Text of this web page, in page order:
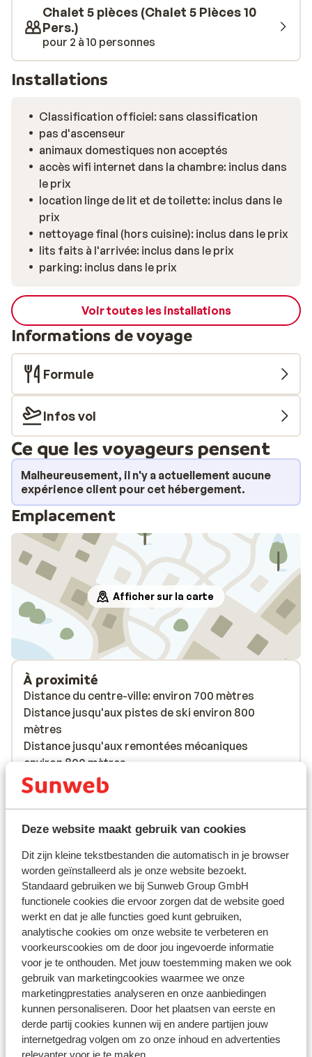
Deze website maakt gebruik van cookies
Dit zijn kleine tekstbestanden die automatisch in je browser
worden geïnstalleerd als je onze website bezoekt.
Standaard gebruiken we bij Sunweb Group GmbH
functionele cookies die ervoor zorgen dat de website goed
werkt en dat je alle functies goed kunt gebruiken,
analytische cookies om onze website te verbeteren en
voorkeurscookies om de door jou ingevoerde informatie
voor je te onthouden. Met jouw toestemming maken we ook
gebruik van marketingcookies waarmee we onze
marketingprestaties analyseren en onze aanbiedingen
kunnen personaliseren. Door het plaatsen van eerste en
derde partij cookies kunnen wij en andere partijen jouw
internetgedrag volgen om zo onze inhoud en advertenties
peut accueillir jusqu'à 10 personnes et dispose de 4
belles chambres. Toutes sont équipées de salles de
bains privées. Ce magnifique chalet dispose également
de sa propre salle de cinéma et d'un jacuzzi intérieur
avec vue sur la vallée!
Chalet 5 pièces (Chalet 5 Pièces 10
Pers.)
pour 2 à 10 personnes
Installations
Classification officiel: sans classification
pas d'ascenseur
animaux domestiques non acceptés
accès wifi internet dans la chambre: inclus dans
le prix
location linge de lit et de toilette: inclus dans le
prix
nettoyage final (hors cuisine): inclus dans le prix
lits faits à l'arrivée: inclus dans le prix
parking: inclus dans le prix
Voir toutes les installations
Informations de voyage
Formule
Infos vol
Ce que les voyageurs pensent
Malheureusement, il n'y a actuellement aucune
expérience client pour cet hébergement.
Emplacement
Afficher sur la carte
À proximité
Distance du centre-ville: environ 700 mètres
Distance jusqu'aux pistes de ski environ 800
mètres
Distance jusqu'aux remontées mécaniques
environ 800 mètres
Distance aux magasins les plus proches environ
700 mètres
Forfait, cours et matériel de ski
Forfait
Cours
Matériel
Autres hébergements - Val d'Isère
Tignes
Hôtel VoulezVous